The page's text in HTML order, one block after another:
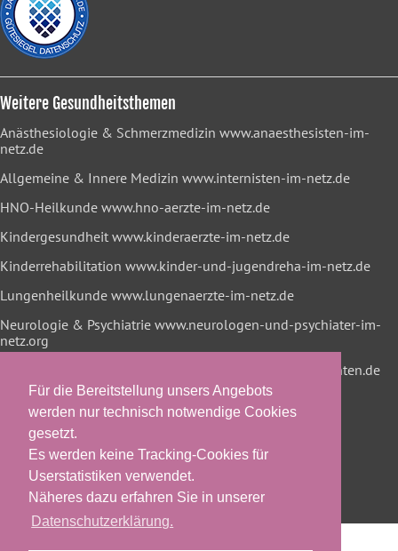
Für die Bereitstellung unsers Angebots
werden nur technisch notwendige Cookies
gesetzt.
Es werden keine Tracking-Cookies für
Userstatistiken verwendet.
Näheres dazu erfahren Sie in unserer
Datenschutzerklärung.
Weitere Gesundheitsthemen
Anästhesiologie & Schmerzmedizin www.anaesthesisten-im-
netz.de
Allgemeine & Innere Medizin www.internisten-im-netz.de
HNO-Heilkunde www.hno-aerzte-im-netz.de
Kindergesundheit www.kinderaerzte-im-netz.de
Kinderrehabilitation www.kinder-und-jugendreha-im-netz.de
Lungenheilkunde www.lungenaerzte-im-netz.de
Neurologie & Psychiatrie www.neurologen-und-psychiater-im-
netz.org
www.reha-hilft-krebspatienten.de